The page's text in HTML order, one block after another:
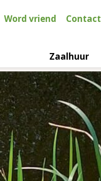
Word vriend Contact
Zaalhuur